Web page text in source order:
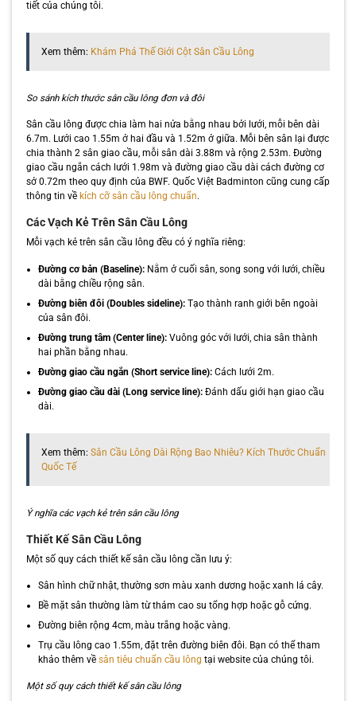
tiết của chúng tôi.
Xem thêm: Khám Phá Thế Giới Cột Sân Cầu Lông
So sánh kích thước sân cầu lông đơn và đôi
Sân cầu lông được chia làm hai nửa bằng nhau bởi lưới, mỗi bên dài
6.7m. Lưới cao 1.55m ở hai đầu và 1.52m ở giữa. Mỗi bên sân lại được
chia thành 2 sân giao cầu, mỗi sân dài 3.88m và rộng 2.53m. Đường
giao cầu ngắn cách lưới 1.98m và đường giao cầu dài cách đường cơ
sở 0.72m theo quy định của BWF. Quốc Việt Badminton cũng cung cấp
thông tin về kích cỡ sân cầu lông chuẩn.
Các Vạch Kẻ Trên Sân Cầu Lông
Mỗi vạch kẻ trên sân cầu lông đều có ý nghĩa riêng:
Đường cơ bản (Baseline):Nằm ở cuối sân, song song với lưới, chiều
dài bằng chiều rộng sân.
Đường biên đôi (Doubles sideline):Tạo thành ranh giới bên ngoài
của sân đôi.
Đường trung tâm (Center line):Vuông góc với lưới, chia sân thành
hai phần bằng nhau.
Đường giao cầu ngắn (Short service line):Cách lưới 2m.
Đường giao cầu dài (Long service line):Đánh dấu giới hạn giao cầu
dài.
Xem thêm: Sân Cầu Lông Dài Rộng Bao Nhiêu? Kích Thước Chuẩn
Quốc Tế
Ý nghĩa các vạch kẻ trên sân cầu lông
Thiết Kế Sân Cầu Lông
Một số quy cách thiết kế sân cầu lông cần lưu ý:
Sân hình chữ nhật, thường sơn màu xanh dương hoặc xanh lá cây.
Bề mặt sân thường làm từ thảm cao su tổng hợp hoặc gỗ cứng.
Đường biên rộng 4cm, màu trắng hoặc vàng.
Trụ cầu lông cao 1.55m, đặt trên đường biên đôi. Bạn có thể tham
khảo thêm về sân tiêu chuẩn cầu lông tại website của chúng tôi.
Một số quy cách thiết kế sân cầu lông